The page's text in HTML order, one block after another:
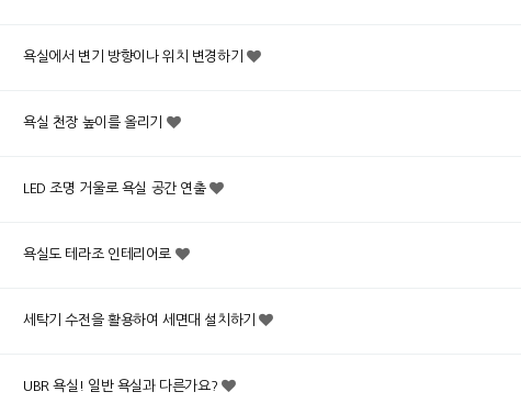
욕실에서 변기 방향이나 위치 변경하기
욕실 천장 높이를 올리기
LED 조명 거울로 욕실 공간 연출
욕실도 테라조 인테리어로
세탁기 수전을 활용하여 세면대 설치하기
UBR 욕실! 일반 욕실과 다른가요?